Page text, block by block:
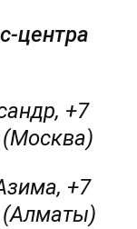
центра
+7
(Москва)
+7
(Алматы)